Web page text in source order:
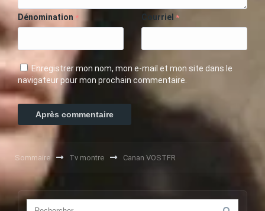
Dénomination * Courriel *
Enregistrer mon nom, mon e-mail et mon site dans le
navigateur pour mon prochain commentaire.
Sommaire Tv montre Canan VOSTFR